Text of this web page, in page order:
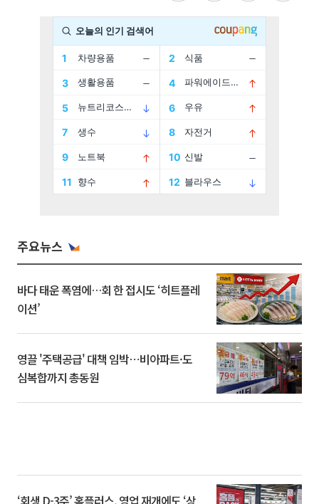
주요뉴스
바다 태운 폭염에…회 한 접시도 ‘히트플레
이션’
영끌 '주택공급' 대책 임박⋯비아파트·도
심복합까지 총동원
‘회생 D-3주’ 홈플러스, 영업 재개에도 ‘상